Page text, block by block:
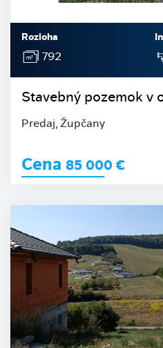
Rozloha
792
Stavebný pozemok v
Predaj, Župčany
Cena 85 000 €